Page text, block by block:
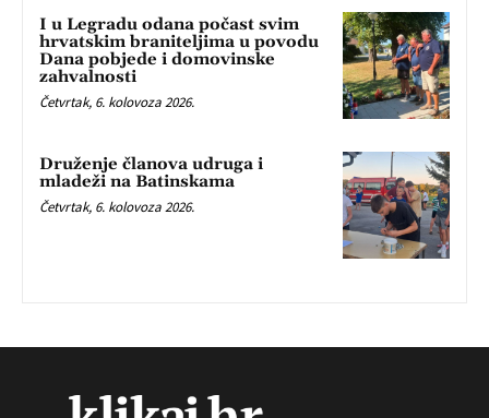
I u Legradu odana počast svim
hrvatskim braniteljima u povodu
Dana pobjede i domovinske
zahvalnosti
Četvrtak, 6. kolovoza 2026.
Druženje članova udruga i
mladeži na Batinskama
Četvrtak, 6. kolovoza 2026.